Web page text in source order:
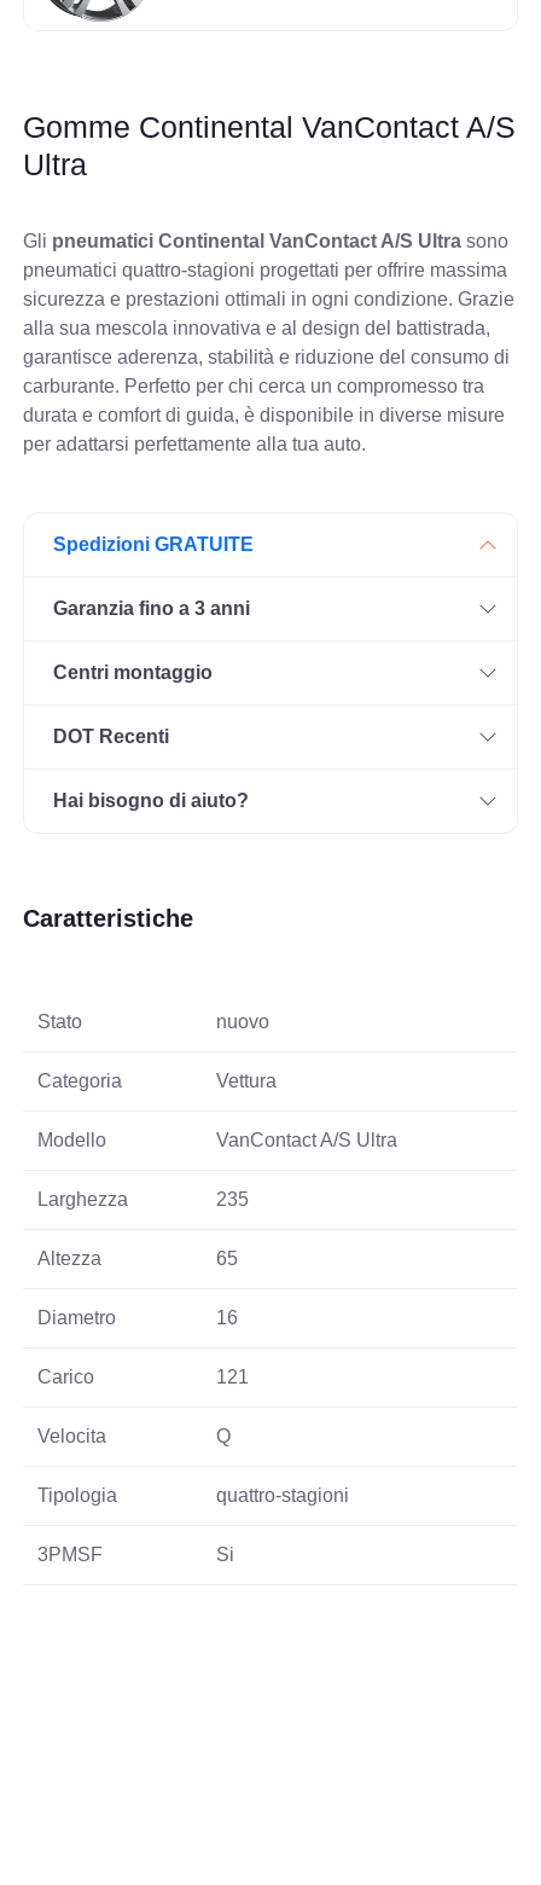
Gomme Continental VanContact A/S
Ultra
Gli pneumatici Continental VanContact A/S Ultra sono
pneumatici quattro-stagioni progettati per offrire massima
sicurezza e prestazioni ottimali in ogni condizione. Grazie
alla sua mescola innovativa e al design del battistrada,
garantisce aderenza, stabilità e riduzione del consumo di
carburante. Perfetto per chi cerca un compromesso tra
durata e comfort di guida, è disponibile in diverse misure
per adattarsi perfettamente alla tua auto.
Spedizioni GRATUITE
Garanzia fino a 3 anni
Centri montaggio
DOT Recenti
Hai bisogno di aiuto?
Caratteristiche
Stato nuovo
Categoria Vettura
Modello VanContact A/S Ultra
Larghezza 235
Altezza 65
Diametro 16
Carico 121
Velocita Q
Tipologia quattro-stagioni
3PMSF Si